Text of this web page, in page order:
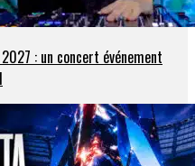
: un concert événement